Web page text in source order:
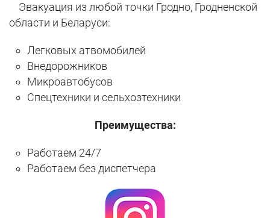
Эвакуация из любой точки Гродно, Гродненской
области и Беларуси:
Легковых атвомобилей
Внедорожников
Микроавтобусов
Спецтехники и сельхозтехники
Преимущества:
Работаем 24/7
Работаем без диспетчера